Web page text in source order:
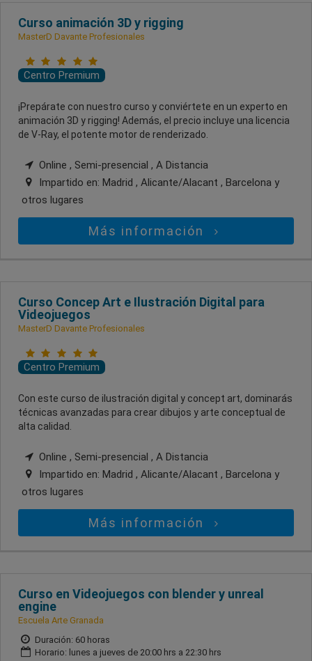
Curso animación 3D y rigging
MasterD Davante Profesionales
Centro Premium
¡Prepárate con nuestro curso y conviértete en un experto en
animación 3D y rigging! Además, el precio incluye una licencia
de V-Ray, el potente motor de renderizado.
Online , Semi-presencial , A Distancia
Impartido en: Madrid , Alicante/Alacant , Barcelona y
otros lugares
Más información
Curso Concep Art e Ilustración Digital para
Videojuegos
MasterD Davante Profesionales
Centro Premium
Con este curso de ilustración digital y concept art, dominarás
técnicas avanzadas para crear dibujos y arte conceptual de
alta calidad.
Online , Semi-presencial , A Distancia
Impartido en: Madrid , Alicante/Alacant , Barcelona y
otros lugares
Más información
Curso en Videojuegos con blender y unreal
engine
Escuela Arte Granada
Duración: 60 horas
Horario: lunes a jueves de 20:00 hrs a 22:30 hrs